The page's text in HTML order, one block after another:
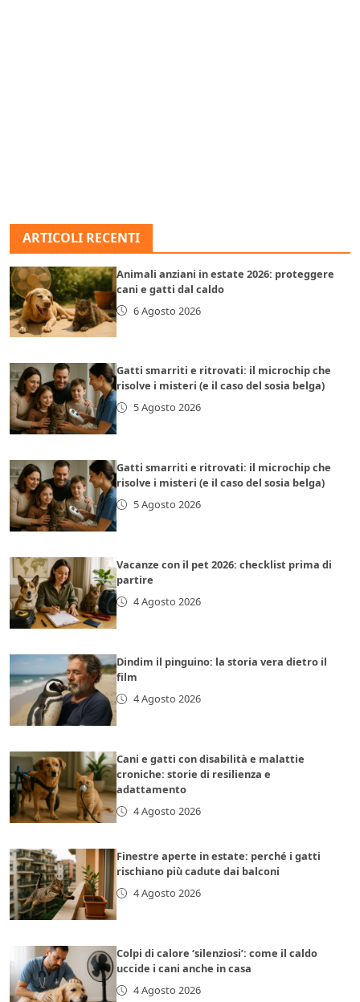
ARTICOLI RECENTI
Animali anziani in estate 2026: proteggere
cani e gatti dal caldo
6 Agosto 2026
Gatti smarriti e ritrovati: il microchip che
risolve i misteri (e il caso del sosia belga)
5 Agosto 2026
Gatti smarriti e ritrovati: il microchip che
risolve i misteri (e il caso del sosia belga)
5 Agosto 2026
Vacanze con il pet 2026: checklist prima di
partire
4 Agosto 2026
Dindim il pinguino: la storia vera dietro il
film
4 Agosto 2026
Cani e gatti con disabilità e malattie
croniche: storie di resilienza e
adattamento
4 Agosto 2026
Finestre aperte in estate: perché i gatti
rischiano più cadute dai balconi
4 Agosto 2026
Colpi di calore ‘silenziosi’: come il caldo
uccide i cani anche in casa
4 Agosto 2026